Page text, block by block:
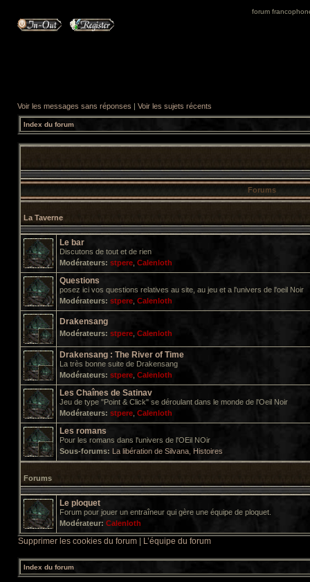
forum
Voir les messages sans réponses | Voir les sujets récents
Index du forum
Forums
La Taverne
Le bar
Discutons de tout et de rien
Modérateurs: stpere Calenloth
Questions
posez ici vos questions relatives au site, au jeu et a l'univers de l'oeil Noir
Modérateurs: stpere Calenloth
Drakensang
Modérateurs: stpere Calenloth
Drakensang : The River of Time
La très bonne suite de Drakensang
Modérateurs: stpere Calenloth
Les Chaînes de Satinav
Jeu de type "Point & Click" se déroulant dans le monde de l'Oeil Noir
Modérateurs: stpere Calenloth
Les romans
Pour les romans dans l'univers de l'OEil NOir
Sous-forums: La libération de Silvana Histoires
Forums
Le ploquet
Forum pour jouer un entraîneur qui gère une équipe de ploquet.
Modérateur: Calenloth
Supprimer les cookies du forum L’équipe du forum
Index du forum